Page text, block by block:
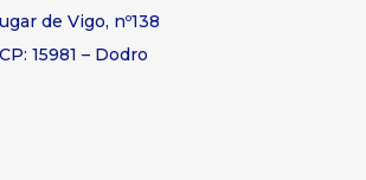
de Vigo, nº138
CP: 15981 – Dodro